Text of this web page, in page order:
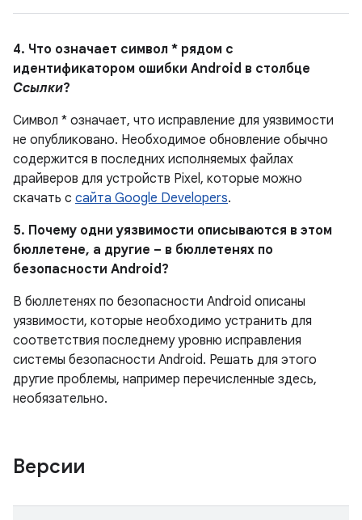
4. Что означает символ * рядом с
идентификатором ошибки Android в столбце
Ссылки?
Символ * означает, что исправление для уязвимости
не опубликовано. Необходимое обновление обычно
содержится в последних исполняемых файлах
драйверов для устройств Pixel, которые можно
скачать с сайта Google Developers.
5. Почему одни уязвимости описываются в этом
бюллетене, а другие – в бюллетенях по
безопасности Android?
В бюллетенях по безопасности Android описаны
уязвимости, которые необходимо устранить для
соответствия последнему уровню исправления
системы безопасности Android. Решать для этого
другие проблемы, например перечисленные здесь,
необязательно.
Версии